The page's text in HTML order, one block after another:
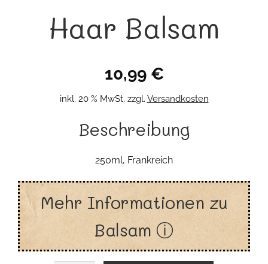
Haar Balsam
10,99 €
inkl. 20 % MwSt. zzgl. Versandkosten
Beschreibung
250ml, Frankreich
Mehr Informationen zu
Balsam ⓘ